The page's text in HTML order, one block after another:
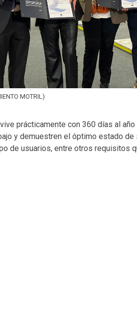
MOTRIL)
prácticamente con 360 días al
y demuestren el óptimo estado de
de usuarios, entre otros requisitos